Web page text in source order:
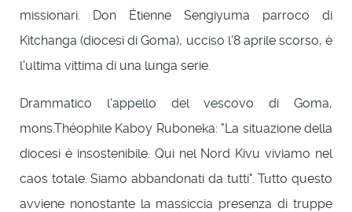
missionari. Don Étienne Sengiyuma parroco di
Kitchanga (diocesi di Goma), ucciso l'8 aprile scorso, è
l'ultima vittima di una lunga serie.
Drammatico l'appello del vescovo di Goma,
mons.Théophile Kaboy Ruboneka: "La situazione della
diocesi è insostenibile. Qui nel Nord Kivu viviamo nel
caos totale. Siamo abbandonati da tutti". Tutto questo
avviene nonostante la massiccia presenza di truppe